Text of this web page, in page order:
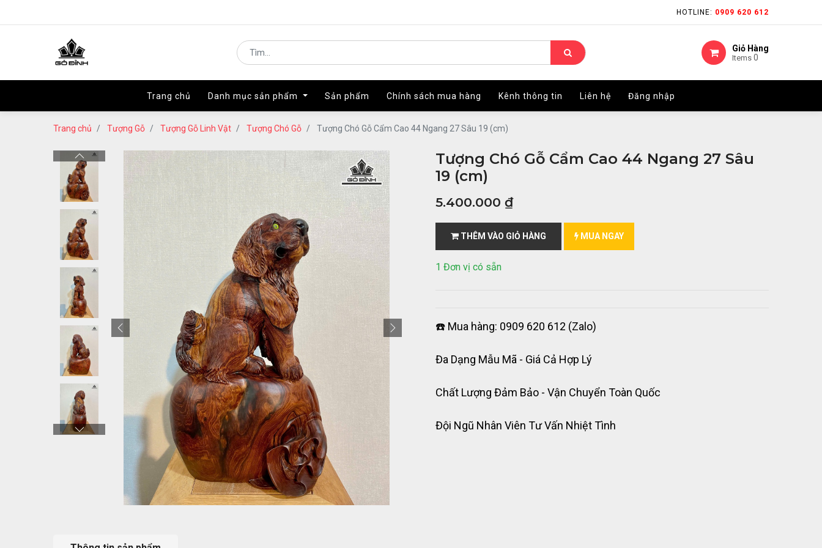
HOTLINE: 0909 620 612
Giỏ Hàng
Items 0
Trang chủ Danh mục sản phẩm Sản phẩm Chính sách mua hàng Kênh thông tin Liên hệ Đăng nhập
HOTLINE: 0909 620 612
Giỏ Hàng
Items 0
Trang chủ Danh mục sản phẩm Sản phẩm Chính sách mua hàng Kênh thông tin Liên hệ Đăng nhập
Trang chủ Tượng Gỗ Tượng Gỗ Linh Vật Tượng Chó Gỗ Tượng Chó Gỗ Cẩm Cao 44 Ngang 27 Sâu 19 (cm)
Tượng Chó Gỗ Cẩm Cao 44 Ngang 27 Sâu
19 (cm)
5.400.000 ₫
THÊM VÀO GIỎ HÀNG MUA NGAY
1 Đơn vị có sẵn
☎️ Mua hàng: 0909 620 612 (Zalo)
Đa Dạng Mẫu Mã - Giá Cả Hợp Lý
Chất Lượng Đảm Bảo - Vận Chuyển Toàn Quốc
Đội Ngũ Nhân Viên Tư Vấn Nhiệt Tình